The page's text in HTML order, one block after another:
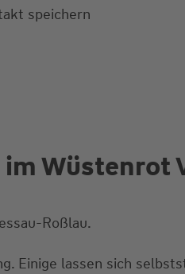
speichern
Wüstenrot
Roßlau.
Einige lassen sich